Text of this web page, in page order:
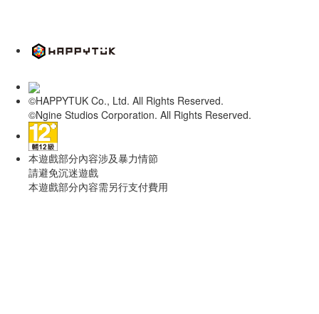
©HAPPYTUK Co., Ltd. All Rights Reserved.
©Ngine Studios Corporation. All Rights Reserved.
本遊戲部分內容涉及暴力情節
請避免沉迷遊戲
本遊戲部分內容需另行支付費用